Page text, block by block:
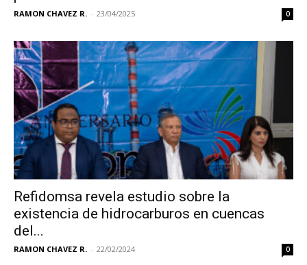
RAMON CHAVEZ R. - 23/04/2025 0
Refidomsa revela estudio sobre la
existencia de hidrocarburos en cuencas
del...
RAMON CHAVEZ R. - 22/02/2024 0